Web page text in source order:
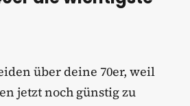
über deine 70er, weil
jetzt noch günstig zu